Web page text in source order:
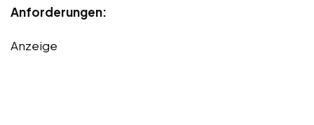
Anforderungen:
Anzeige